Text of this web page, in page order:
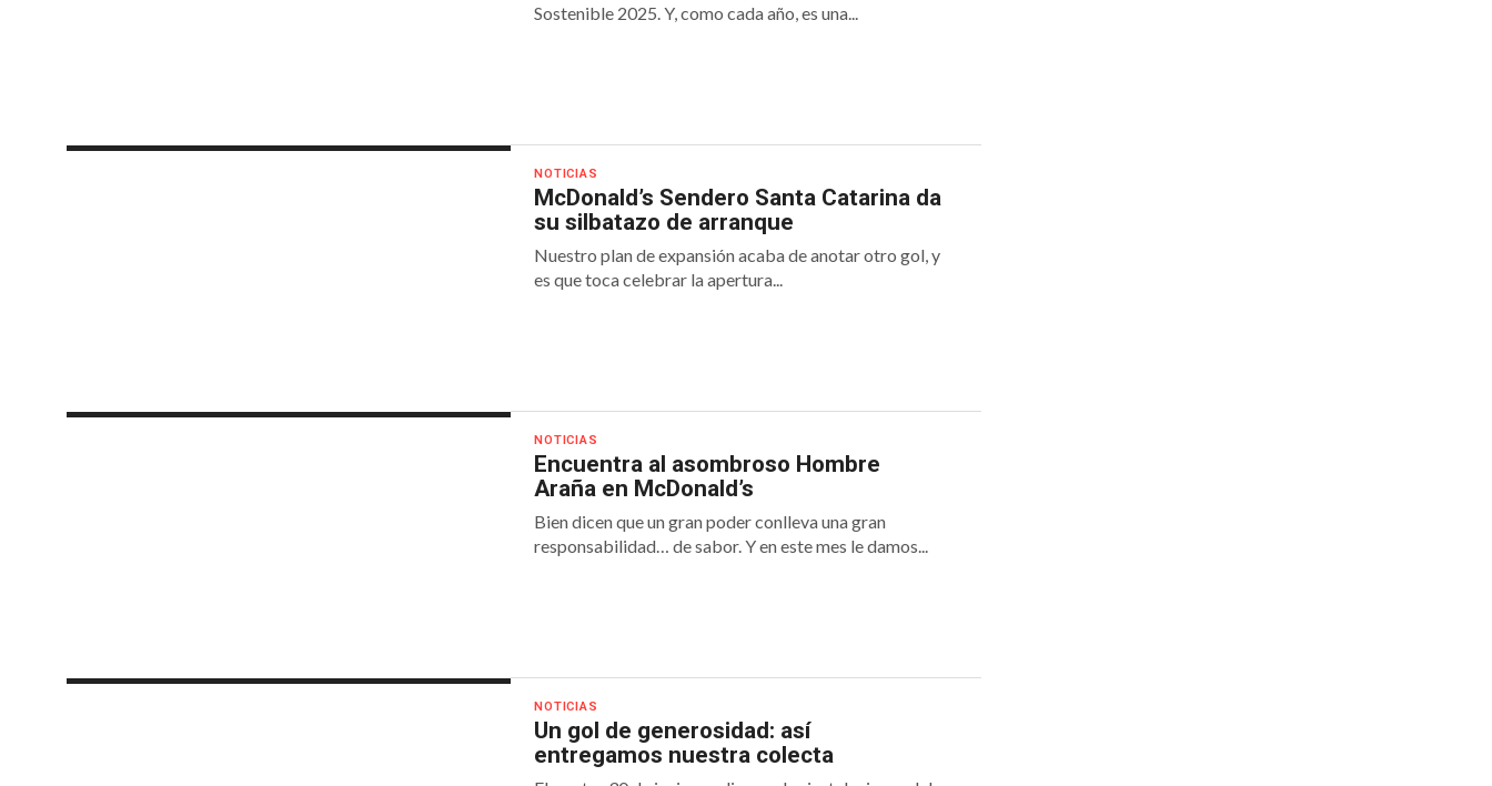
Sostenible 2025. Y, como cada año, es una...
NOTICIAS
McDonald’s Sendero Santa Catarina da
su silbatazo de arranque
Nuestro plan de expansión acaba de anotar otro gol, y
es que toca celebrar la apertura...
NOTICIAS
Encuentra al asombroso Hombre
Araña en McDonald’s
Bien dicen que un gran poder conlleva una gran
responsabilidad… de sabor. Y en este mes le damos...
NOTICIAS
Un gol de generosidad: así
entregamos nuestra colecta